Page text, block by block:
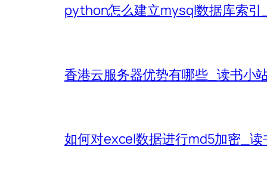
python怎么建立mysql数据库索引
香港云服务器优势有哪些_读书小
如何对excel数据进行md5加密_读